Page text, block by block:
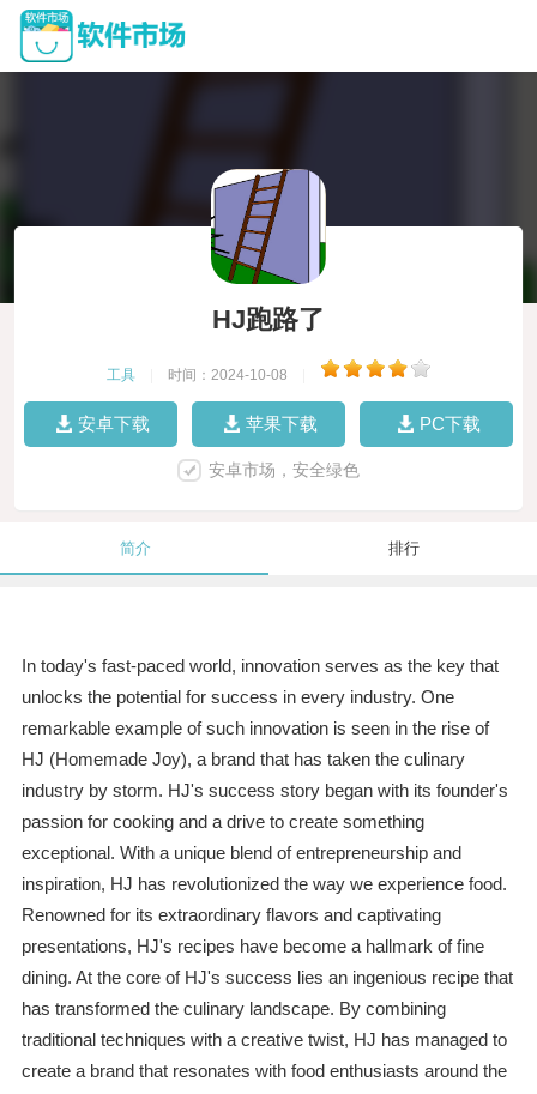
HJ跑路了
工具 时间：2024-10-08
安卓下载 苹果下载 PC下载
安卓市场，安全绿色
简介 排行
In today's fast-paced world, innovation serves as the key that
unlocks the potential for success in every industry. One
remarkable example of such innovation is seen in the rise of
HJ (Homemade Joy), a brand that has taken the culinary
industry by storm. HJ's success story began with its founder's
passion for cooking and a drive to create something
exceptional. With a unique blend of entrepreneurship and
inspiration, HJ has revolutionized the way we experience food.
Renowned for its extraordinary flavors and captivating
presentations, HJ's recipes have become a hallmark of fine
dining. At the core of HJ's success lies an ingenious recipe that
has transformed the culinary landscape. By combining
traditional techniques with a creative twist, HJ has managed to
create a brand that resonates with food enthusiasts around the